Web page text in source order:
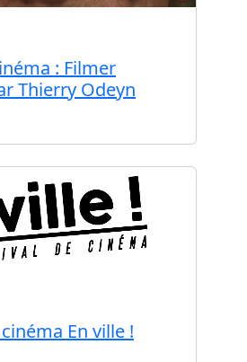
: Filmer
Thierry Odeyn
En ville !